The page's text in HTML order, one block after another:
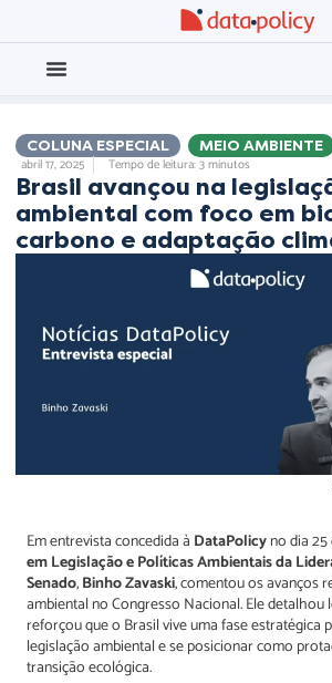
COLUNA ESPECIAL MEIO AMBIENTE
abril 17, 2025 Tempo de leitura: 3 minutos
Brasil avançou na
ambiental com foco em
carbono e adaptação
Em entrevista concedida à DataPolicyno dia
em Legislação e Políticas Ambientais da
Senado,Binho Zavaski, comentou os avanços
ambiental no Congresso Nacional. Ele detalhou
reforçou que o Brasil vive uma fase estratégica
legislação ambiental e se posicionar como
transição ecológica.